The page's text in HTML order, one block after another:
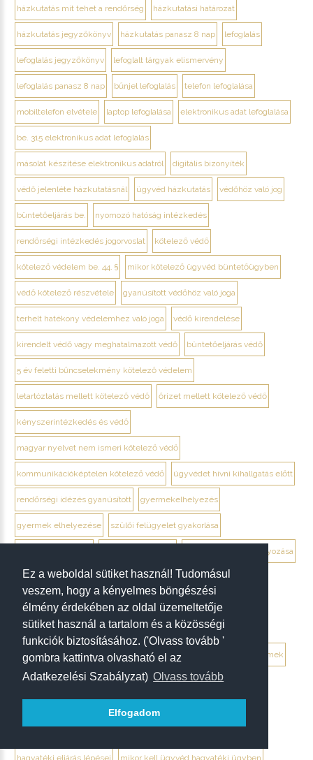
Ez a weboldal sütiket használ! Tudomásul
veszem, hogy a kényelmes böngészési
élmény érdekében az oldal üzemeltetője
sütiket használ a tartalom és a közösségi
funkciók biztosításához. ('Olvass tovább '
gombra kattintva olvasható el az
Adatkezelési Szabályzat) Olvass tovább
Elfogadom
házkutatás mit tehet a rendőrség házkutatási határozat
házkutatás jegyzőkönyv házkutatás panasz 8 nap lefoglalás
lefoglalás jegyzőkönyv lefoglalt tárgyak elismervény
lefoglalás panasz 8 nap bűnjel lefoglalás telefon lefoglalása
mobiltelefon elvétele laptop lefoglalása elektronikus adat lefoglalása
be. 315 elektronikus adat lefoglalás
másolat készítése elektronikus adatról digitális bizonyíték
védő jelenléte házkutatásnál ügyvéd házkutatás védőhöz való jog
büntetőeljárás be. nyomozó hatóság intézkedés
rendőrségi intézkedés jogorvoslat kötelező védő
kötelező védelem be. 44. § mikor kötelező ügyvéd büntetőügyben
védő kötelező részvétele gyanúsított védőhöz való joga
terhelt hatékony védelemhez való joga védő kirendelése
kirendelt védő vagy meghatalmazott védő büntetőeljárás védő
5 év feletti bűncselekmény kötelező védelem
letartóztatás mellett kötelező védő őrizet mellett kötelező védő
kényszerintézkedés és védő
magyar nyelvet nem ismeri kötelező védő
kommunikációképtelen kötelező védő ügyvédet hívni kihallgatás előtt
rendőrségi idézés gyanúsított gyermekelhelyezés
gyermek elhelyezése szülői felügyelet gyakorlása
kapcsolattartás szabályozása
kapcsolattartás módosítása gyermek érdeke ptk. 4:2
bíróság mit mérlegel gyermekelhelyezésnél
bíróság mit mérlegel kapcsolattartásnál
bizonyítás gyermekelhelyezési per ideiglenes intézkedés gyermek
mediáció bontóper perbeli egyezség szülői felügyelet
hagyatéki eljárás lépései mikor kell ügyvéd hagyatéki ügyben